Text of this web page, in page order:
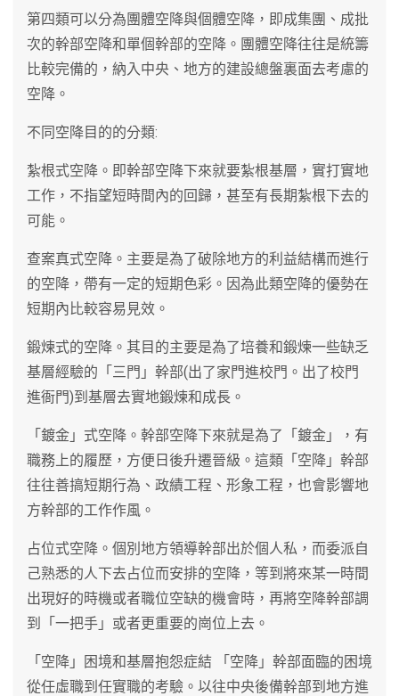
第四類可以分為團體空降與個體空降，即成集團、成批
次的幹部空降和單個幹部的空降。團體空降往往是統籌
比較完備的，納入中央、地方的建設總盤裏面去考慮的
空降。
不同空降目的的分類:
紮根式空降。即幹部空降下來就要紮根基層，實打實地
工作，不指望短時間內的回歸，甚至有長期紮根下去的
可能。
查案真式空降。主要是為了破除地方的利益結構而進行
的空降，帶有一定的短期色彩。因為此類空降的優勢在
短期內比較容易見效。
鍛煉式的空降。其目的主要是為了培養和鍛煉一些缺乏
基層經驗的「三門」幹部(出了家門進校門。出了校門
進衙門)到基層去實地鍛煉和成長。
「鍍金」式空降。幹部空降下來就是為了「鍍金」，有
職務上的履歷，方便日後升遷晉級。這類「空降」幹部
往往善搞短期行為、政績工程、形象工程，也會影響地
方幹部的工作作風。
占位式空降。個別地方領導幹部出於個人私，而委派自
己熟悉的人下去占位而安排的空降，等到將來某一時間
出現好的時機或者職位空缺的機會時，再將空降幹部調
到「一把手」或者更重要的崗位上去。
「空降」困境和基層抱怨症結 「空降」幹部面臨的困境
從任虛職到任實職的考驗。以往中央後備幹部到地方進